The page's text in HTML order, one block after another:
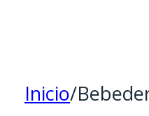
Inicio/